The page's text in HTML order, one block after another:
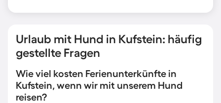
Urlaub mit Hund in Kufstein: häufig
gestellte Fragen
Wie viel kosten Ferienunterkünfte in
Kufstein, wenn wir mit unserem Hund
reisen?